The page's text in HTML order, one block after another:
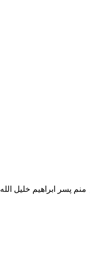
منم پسر ابراهیم خلیل الله